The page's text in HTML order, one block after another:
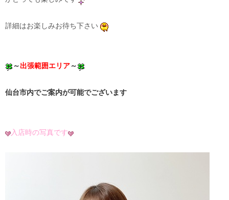
詳細はお楽しみお待ち下さい
～ 出張範囲エリア ～
仙台市内でご案内が可能でございます
入店時の写真です